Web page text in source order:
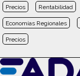
Precios Rentabilidad
Economías Regionales
Precios